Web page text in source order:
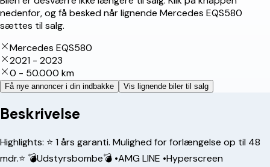
nedenfor, og få besked når lignende Mercedes EQS580
sættes til salg.
Mercedes EQS580
2021 - 2023
0 - 50.000 km
Få nye annoncer i din indbakke Vis lignende biler til salg
Beskrivelse
Highlights: ⭐ 1 års garanti. Mulighed for forlængelse op til 48
mdr.⭐ 💣Udstyrsbombe💣 •AMG LINE •Hyperscreen